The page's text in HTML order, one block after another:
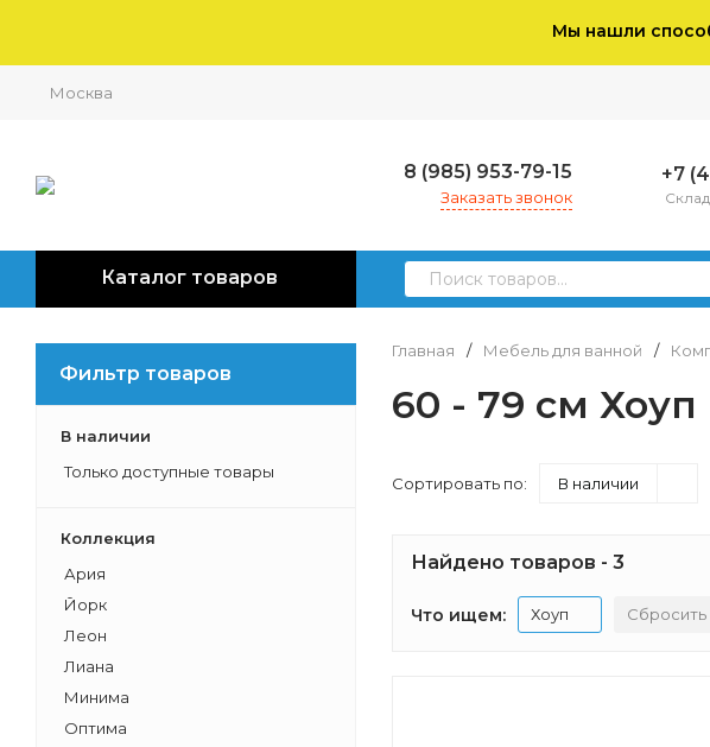
Мы нашли
Москва
8 (985) 953-79-15
Заказать звонок
+7
Каталог товаров
Фильтр товаров
В наличии
Только доступные товары
Коллекция
Ария
Йорк
Леон
Лиана
Минима
Оптима
Главная / Мебель для ванной /
60 - 79 см Хоуп
Сортировать по: В наличии
Найдено товаров - 3
Что ищем: Хоуп Сбросить